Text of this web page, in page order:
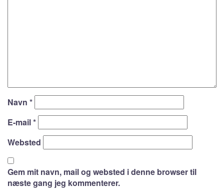
Navn *
E-mail*
Websted
Gem mit navn, mail og websted i denne browser til
næste gang jeg kommenterer.